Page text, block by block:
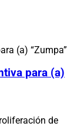
para (a)